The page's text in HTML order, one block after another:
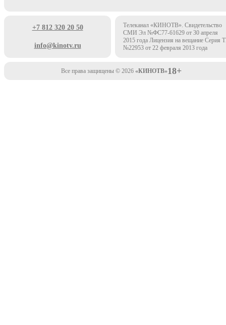
+7 812 320 20 50
info@kinotv.ru
Телеканал «КИНОТВ». Свидетельство
СМИ Эл №ФС77-61629 от 30 апреля
2015 года Лицензия на вещание Серия
№22953 от 22 февраля 2013 года
Все права защищены © 2026 «КИНОТВ»18+